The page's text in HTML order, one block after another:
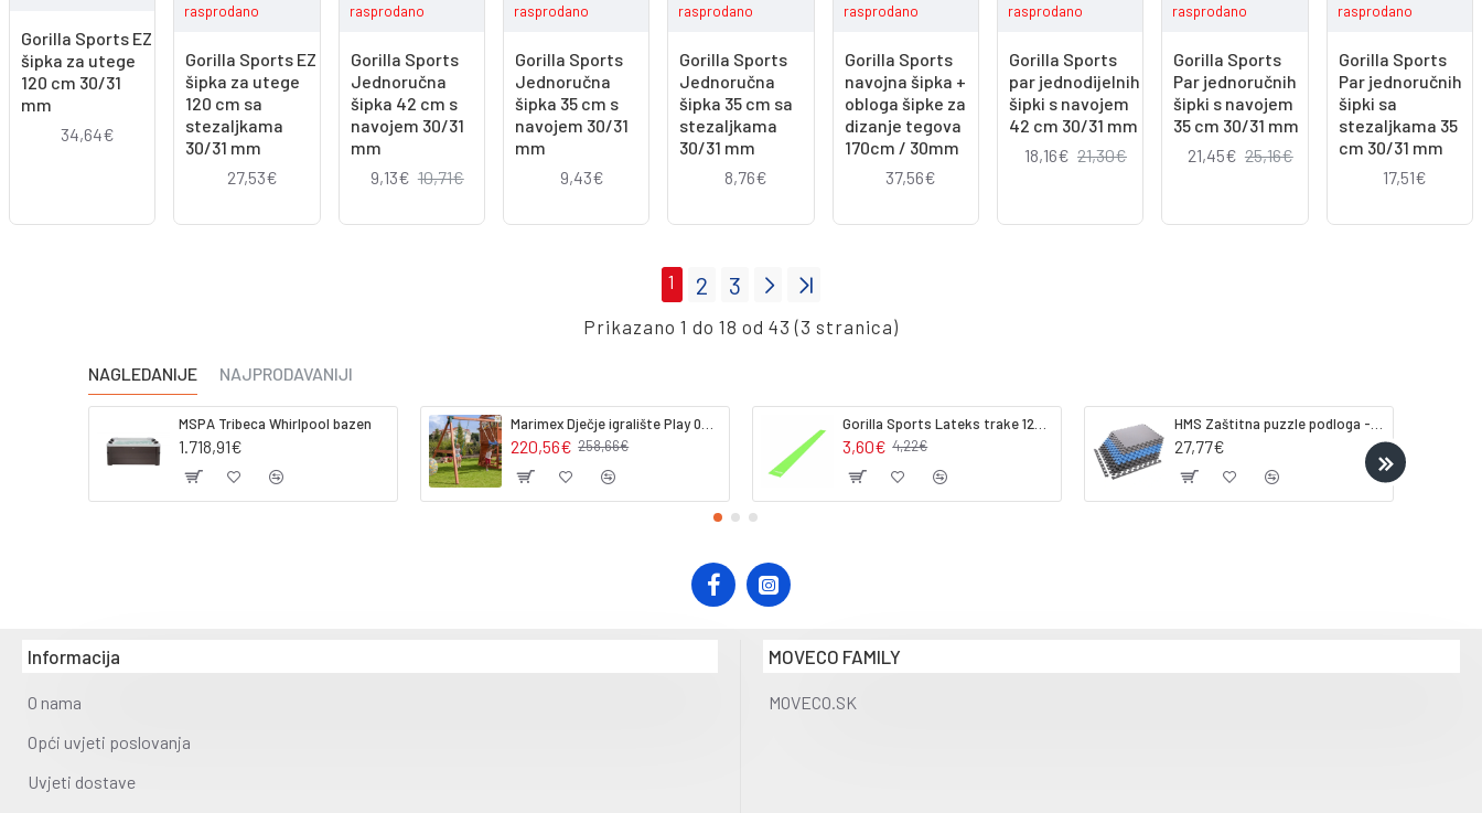
Gorilla Sports EZ
šipka za utege
120 cm 30/31
mm
34,64€
rasprodano
Gorilla Sports EZ
šipka za utege
120 cm sa
stezaljkama
30/31 mm
27,53€
rasprodano
Gorilla Sports
Jednoručna
šipka 42 cm s
navojem 30/31
mm
9,13€ 10,71€
rasprodano
Gorilla Sports
Jednoručna
šipka 35 cm s
navojem 30/31
mm
9,43€
rasprodano
Gorilla Sports
Jednoručna
šipka 35 cm sa
stezaljkama
30/31 mm
8,76€
rasprodano
Gorilla Sports
navojna šipka +
obloga šipke za
dizanje tegova
170cm / 30mm
37,56€
rasprodano
Gorilla Sports
par jednodijelnih
šipki s navojem
42 cm 30/31 mm
18,16€ 21,30€
rasprodano
Gorilla Sports
Par jednoručnih
šipki s navojem
35 cm 30/31 mm
21,45€ 25,16€
rasprodano
Gorilla Sports
Par jednoručnih
šipki sa
stezaljkama 35
cm 30/31 mm
17,51€
1 2 3
Prikazano 1 do 18 od 43 (3 stranica)
NAGLEDANIJE NAJPRODAVANIJI
MSPA Tribeca Whirlpool bazen
1.718,91€ 220,56€ 258,66€ 3,60€ 4,22€ 27,77€
Informacija
O nama
Opći uvjeti poslovanja
Uvjeti dostave
MOVECO FAMILY
MOVECO.SK